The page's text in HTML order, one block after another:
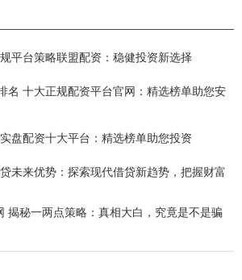
平台策略联盟配资：稳健投资新选择
名 十大正规配资平台官网：精选榜单助您安
盘配资十大平台：精选榜单助您投资
未来优势：探索现代借贷新趋势，把握财富
揭秘一两点策略：真相大白，究竟是不是骗